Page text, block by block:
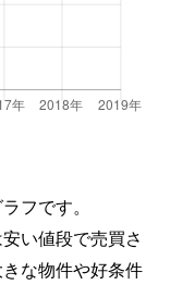
フです。
い値段で売買さ
な物件や好条件